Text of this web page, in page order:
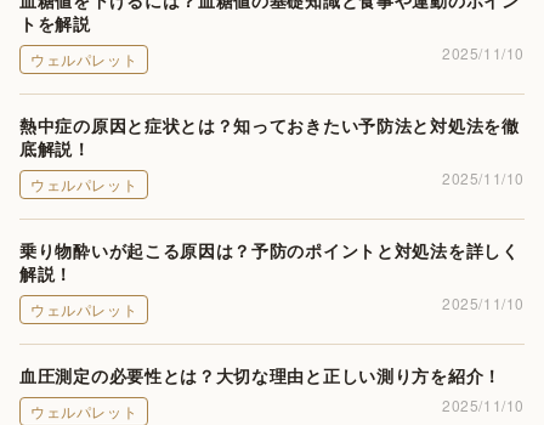
トを解説
ウェルパレット 2025/11/10
熱中症の原因と症状とは？知っておきたい予防法と対処法を徹
底解説！
ウェルパレット 2025/11/10
乗り物酔いが起こる原因は？予防のポイントと対処法を詳しく
解説！
ウェルパレット 2025/11/10
血圧測定の必要性とは？大切な理由と正しい測り方を紹介！
ウェルパレット 2025/11/10